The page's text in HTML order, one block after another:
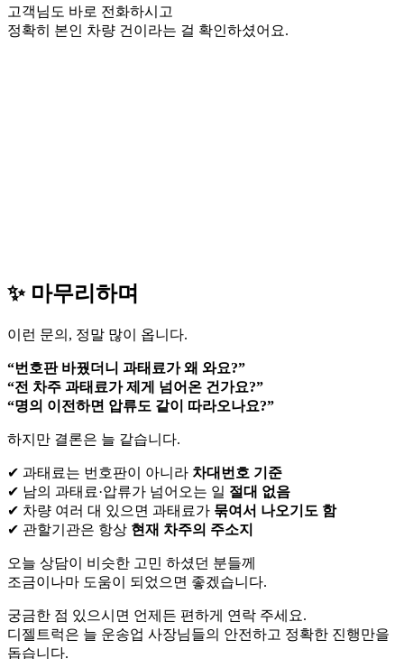
고객님도 바로 전화하시고
정확히 본인 차량 건이라는 걸 확인하셨어요.
✨ 마무리하며
이런 문의, 정말 많이 옵니다.
“번호판 바꿨더니 과태료가 왜 와요?”
“전 차주 과태료가 제게 넘어온 건가요?”
“명의 이전하면 압류도 같이 따라오나요?”
하지만 결론은 늘 같습니다.
✔ 과태료는 번호판이 아니라 차대번호 기준
✔ 남의 과태료·압류가 넘어오는 일 절대 없음
✔ 차량 여러 대 있으면 과태료가 묶여서 나오기도 함
✔ 관할기관은 항상 현재 차주의 주소지
오늘 상담이 비슷한 고민 하셨던 분들께
조금이나마 도움이 되었으면 좋겠습니다.
궁금한 점 있으시면 언제든 편하게 연락 주세요.
디젤트럭은 늘 운송업 사장님들의 안전하고 정확한 진행만을
돕습니다.